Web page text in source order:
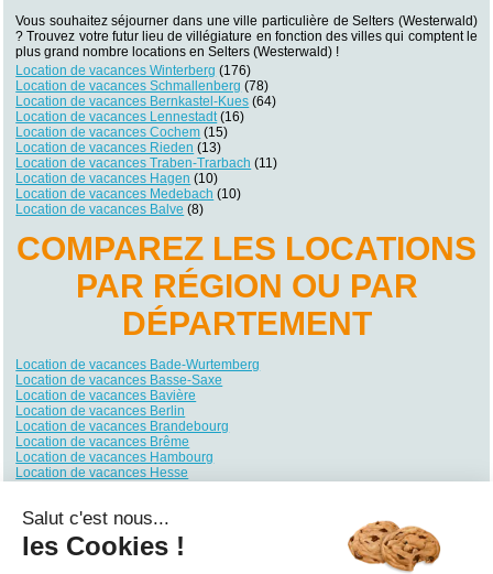
Vous souhaitez séjourner dans une ville particulière de Selters (Westerwald)
? Trouvez votre futur lieu de villégiature en fonction des villes qui comptent le
plus grand nombre locations en Selters (Westerwald) !
Location de vacances Winterberg (176)
Location de vacances Schmallenberg (78)
Location de vacances Bernkastel-Kues (64)
Location de vacances Lennestadt(16)
Location de vacances Cochem (15)
Location de vacances Rieden (13)
Location de vacances Traben-Trarbach (11)
Location de vacances Hagen (10)
Location de vacances Medebach (10)
Location de vacances Balve (8)
COMPAREZ LES LOCATIONS
PAR RÉGION OU PAR
DÉPARTEMENT
Location de vacances Bade-Wurtemberg
Location de vacances Basse-Saxe
Location de vacances Bavière
Location de vacances Berlin
Location de vacances Brandebourg
Location de vacances Brême
Location de vacances Hambourg
Location de vacances Hesse
Location de vacances Rhénanie-Palatinat
Location de vacances Sarre
Location de vacances Saxe
Salut c'est nous...
les Cookies !